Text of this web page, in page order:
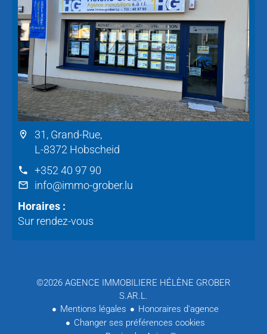
31, Grand-Rue,
L-8372 Hobscheid
+352 40 97 90
info@immo-grober.lu
Horaires :
Sur rendez-vous
©2026 AGENCE IMMOBILIERE HÉLÈNE GROBER
S.AR.L.
Mentions légales
Honoraires d'agence
Changer ses préférences cookies